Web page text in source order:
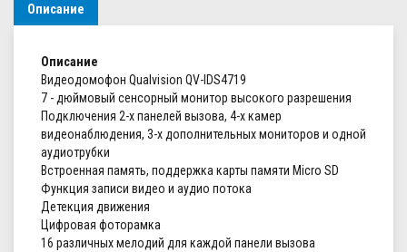
Описание
Описание
Видеодомофон Qualvision QV-IDS4719
7 - дюймовый сенсорный монитор высокого разрешения
Подключения 2-х панелей вызова, 4-х камер
видеонаблюдения, 3-х дополнительных мониторов и одной
аудиотрубки
Встроенная память, поддержка карты памяти Micro SD
Функция записи видео и аудио потока
Детекция движения
Цифровая фоторамка
16 различных мелодий для каждой панели вызова